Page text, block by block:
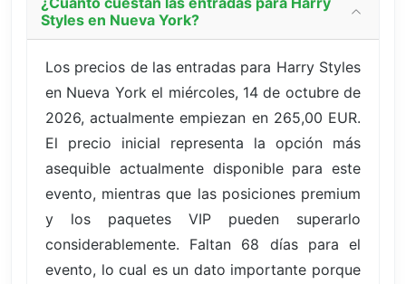
Styles en Nueva York?
Los precios de las entradas para Harry Styles
en Nueva York el miércoles, 14 de octubre de
2026, actualmente empiezan en 265,00 EUR.
El precio inicial representa la opción más
asequible actualmente disponible para este
evento, mientras que las posiciones premium
y los paquetes VIP pueden superarlo
considerablemente. Faltan 68 días para el
evento, lo cual es un dato importante porque